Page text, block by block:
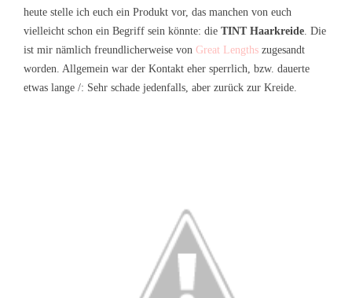
heute stelle ich euch ein Produkt vor, das manchen von euch
vielleicht schon ein Begriff sein könnte: die TINT Haarkreide. Die
ist mir nämlich freundlicherweise von Great Lengths zugesandt
worden. Allgemein war der Kontakt eher sperrlich, bzw. dauerte
etwas lange /: Sehr schade jedenfalls, aber zurück zur Kreide.